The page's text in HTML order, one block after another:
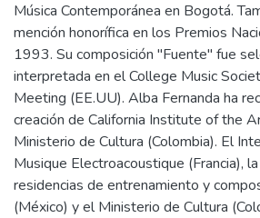
Música Contemporánea en Bogotá.
mención honorífica en los Premios
1993. Su composición "Fuente" fue
interpretada en el College Music
Meeting (EE.UU). Alba Fernanda ha
creación de California Institute of the
Ministerio de Cultura (Colombia). El
Musique Electroacoustique (Francia),
residencias de entrenamiento y
(México) y el Ministerio de Cultura